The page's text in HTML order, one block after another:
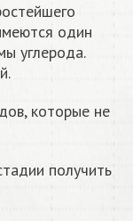
один
углерода.
которые не
получить